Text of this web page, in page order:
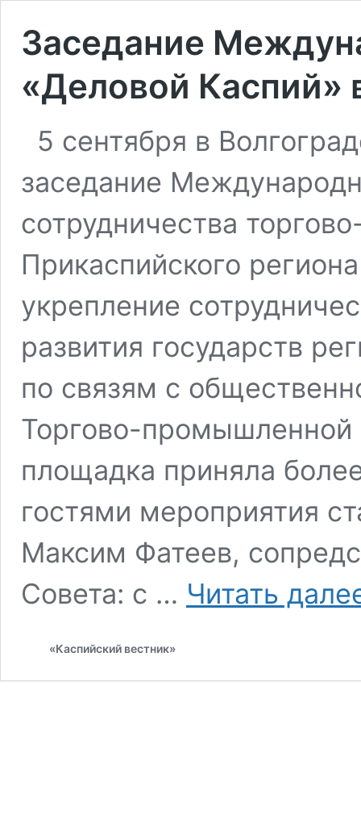
Заседание
«Деловой Каспий»
5 сентября в
заседание
сотрудничества
Прикаспийского
укрепление
развития государств
по связям с
Торгово-
площадка приняла
гостями мероприятия
Максим Фатеев,
Совета: с … Читать
«Каспийский вестник»